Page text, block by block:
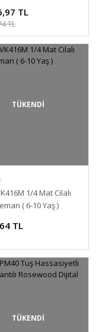
TL
TL
TÜKENDİ
1/4 Mat Cilalı
( 6-10 Yaş )
TL
TÜKENDİ